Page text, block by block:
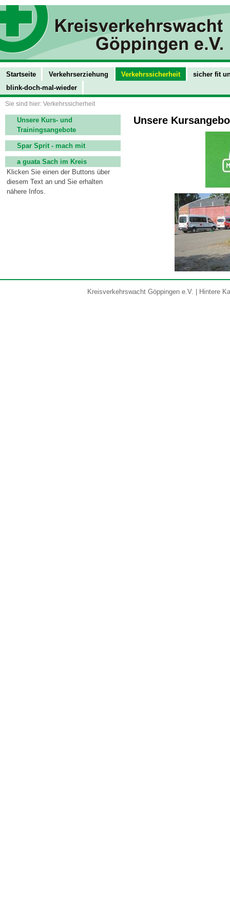
Startseite Verkehrserziehung Verkehrssicherheit
sicher fit
blink-doch-mal-wieder
Sie sind hier: Verkehrssicherheit
Unsere Kurs- und
Trainingsangebote
Spar Sprit - mach mit
a guata Sach im Kreis
Klicken Sie einen der Buttons über
diesem Text an und Sie erhalten
nähere Infos.
Unsere
Kreisverkehrswacht Göppingen e.V. | Hintere